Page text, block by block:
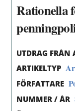
Rationella
UTDRAG FRÅN
ARTIKELTYP
FÖRFATTARE
NUMMER / ÅR